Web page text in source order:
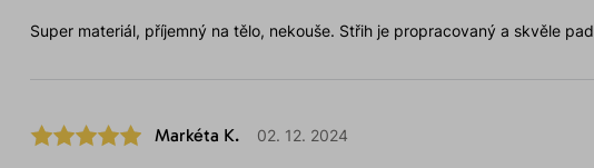
Super materiál, příjemný na tělo, nekouše. Střih je propracovaný a skvěle
Markéta K. 02. 12. 2024